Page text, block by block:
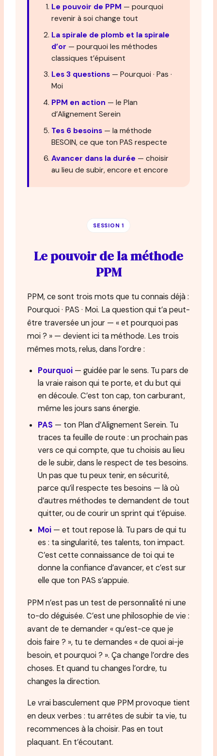
Le pouvoir de PPM — pourquoi
revenir à soi change tout
La spirale de plomb et la spirale
d’or — pourquoi les méthodes
classiques t’épuisent
Les 3 questions— Pourquoi · Pas ·
Moi
PPM en action — le Plan
d’Alignement Serein
Tes 6 besoins— la méthode
BESOIN, ce que ton PAS respecte
Avancer dans la durée — choisir
au lieu de subir, encore et encore
SESSION 1
Le pouvoir de la méthode
PPM
PPM, ce sont trois mots que tu connais déjà :
Pourquoi · PAS · Moi. La question qui t’a peut-
être traversée un jour — « et pourquoi pas
moi ? » — devient ici ta méthode. Les trois
mêmes mots, relus, dans l’ordre :
Pourquoi — guidée par le sens. Tu pars de
la vraie raison qui te porte, et du but qui
en découle. C’est ton cap, ton carburant,
même les jours sans énergie.
PAS — ton Plan d’Alignement Serein. Tu
traces ta feuille de route : un prochain pas
vers ce qui compte, que tu choisis au lieu
de le subir, dans le respect de tes besoins.
Un pas que tu peux tenir, en sécurité,
parce qu’il respecte tes besoins — là où
d’autres méthodes te demandent de tout
quitter, ou de courir un sprint qui t’épuise.
Moi — et tout repose là. Tu pars de qui tu
es : ta singularité, tes talents, ton impact.
C’est cette connaissance de toi qui te
donne la confiance d’avancer, et c’est sur
elle que ton PAS s’appuie.
PPM n’est pas un test de personnalité ni une
to-do déguisée. C’est une philosophie de vie :
avant de te demander « qu’est-ce que je
dois faire ? », tu te demandes « de quoi ai-je
besoin, et pourquoi ? ». Ça change l’ordre des
choses. Et quand tu changes l’ordre, tu
changes la direction.
Le vrai basculement que PPM provoque tient
en deux verbes : tu arrêtes de subir ta vie, tu
recommences à la choisir. Pas en tout
plaquant. En t’écoutant.